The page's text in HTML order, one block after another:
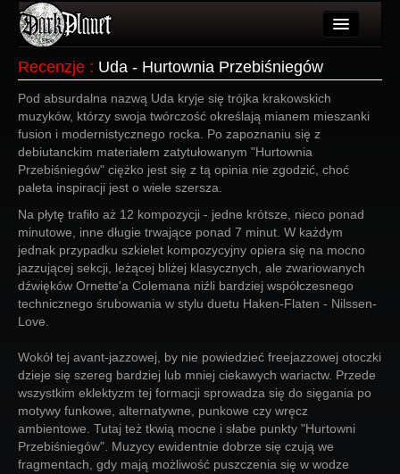
Wydarzenia
Galeria
Forum
Więcej
Login
Recenzje : Uda - Hurtownia Przebiśniegów
Pod absurdalna nazwą Uda kryje się trójka krakowskich
muzyków, którzy swoja twórczość określają mianem mieszanki
fusion i modernistycznego rocka. Po zapoznaniu się z
debiutanckim materiałem zatytułowanym "Hurtownia
Przebiśniegów" ciężko jest się z tą opinia nie zgodzić, choć
paleta inspiracji jest o wiele szersza.
Na płytę trafiło aż 12 kompozycji - jedne krótsze, nieco ponad
minutowe, inne długie trwające ponad 7 minut. W każdym
jednak przypadku szkielet kompozycyjny opiera się na mocno
jazzującej sekcji, leżącej bliżej klasycznych, ale zwariowanych
dźwięków Ornette'a Colemana niźli bardziej współczesnego
technicznego śrubowania w stylu duetu Haken-Flaten - Nilssen-
Love.
Wokół tej avant-jazzowej, by nie powiedzieć freejazzowej otoczki
dzieje się szereg bardziej lub mniej ciekawych wariactw. Przede
wszystkim eklektyzm tej formacji sprowadza się do sięgania po
motywy funkowe, alternatywne, punkowe czy wręcz
ambientowe. Tutaj też tkwią mocne i słabe punkty "Hurtowni
Przebiśniegów". Muzycy ewidentnie dobrze się czują we
fragmentach, gdy mają możliwość puszczenia się w wodze